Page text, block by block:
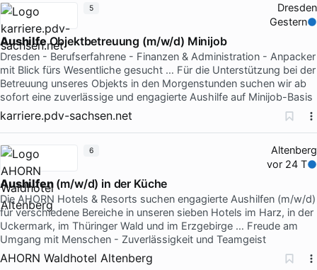
Dresden
Gestern
AushilfeObjektbetreuung (m/w/d) Minijob
Dresden - Berufserfahrene - Finanzen & Administration - Anpacker
mit Blick fürs Wesentliche gesucht … Für die Unterstützung bei der
Betreuung unseres Objekts in den Morgenstunden suchen wir ab
sofort eine zuverlässige und engagierte Aushilfe auf Minijob-Basis
karriere.pdv-sachsen.net
5
Altenberg
vor 24 T
Aushilfen(m/w/d) in der Küche
Die AHORN Hotels & Resorts suchen engagierte Aushilfen (m/w/d)
für verschiedene Bereiche in unseren sieben Hotels im Harz, in der
Uckermark, im Thüringer Wald und im Erzgebirge … Freude am
Umgang mit Menschen - Zuverlässigkeit und Teamgeist
AHORN Waldhotel Altenberg
6